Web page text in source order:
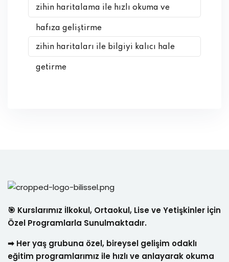
zihin haritalama ile hızlı okuma ve
hafıza geliştirme
zihin haritaları ile bilgiyi kalıcı hale
getirme
🎯 Kurslarımız İlkokul, Ortaokul, Lise ve Yetişkinler İçin
Özel Programlarla Sunulmaktadır.
➡ Her yaş grubuna özel, bireysel gelişim odaklı
eğitim programlarımız ile hızlı ve anlayarak okuma